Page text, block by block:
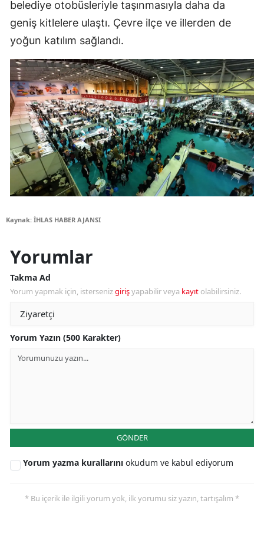
belediye otobüsleriyle taşınmasıyla daha da
geniş kitlelere ulaştı. Çevre ilçe ve illerden de
yoğun katılım sağlandı.
Kaynak: İHLAS HABER AJANSI
Yorumlar
Takma Ad
Yorum yapmak için, istersenizgirişyapabilir veya kayıt olabilirsiniz.
Yorum Yazın (500 Karakter)
GÖNDER
Yorum yazma kurallarını okudum ve kabul ediyorum
* Bu içerik ile ilgili yorum yok, ilk yorumu siz yazın, tartışalım *